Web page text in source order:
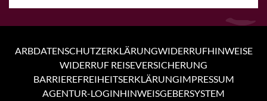
ARBDATENSCHUTZERKLÄRUNGWIDERRUFHINWEISE
WIDERRUF REISEVERSICHERUNG
BARRIEREFREIHEITSERKLÄRUNGIMPRESSUM
AGENTUR-LOGINHINWEISGEBERSYSTEM